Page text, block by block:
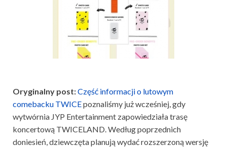
Oryginalny post:Część informacji o lutowym
comebacku TWICEpoznaliśmy już wcześniej, gdy
wytwórnia JYP Entertainment zapowiedziała trasę
koncertową TWICELAND. Według poprzednich
doniesień, dziewczęta planują wydać rozszerzoną wersję